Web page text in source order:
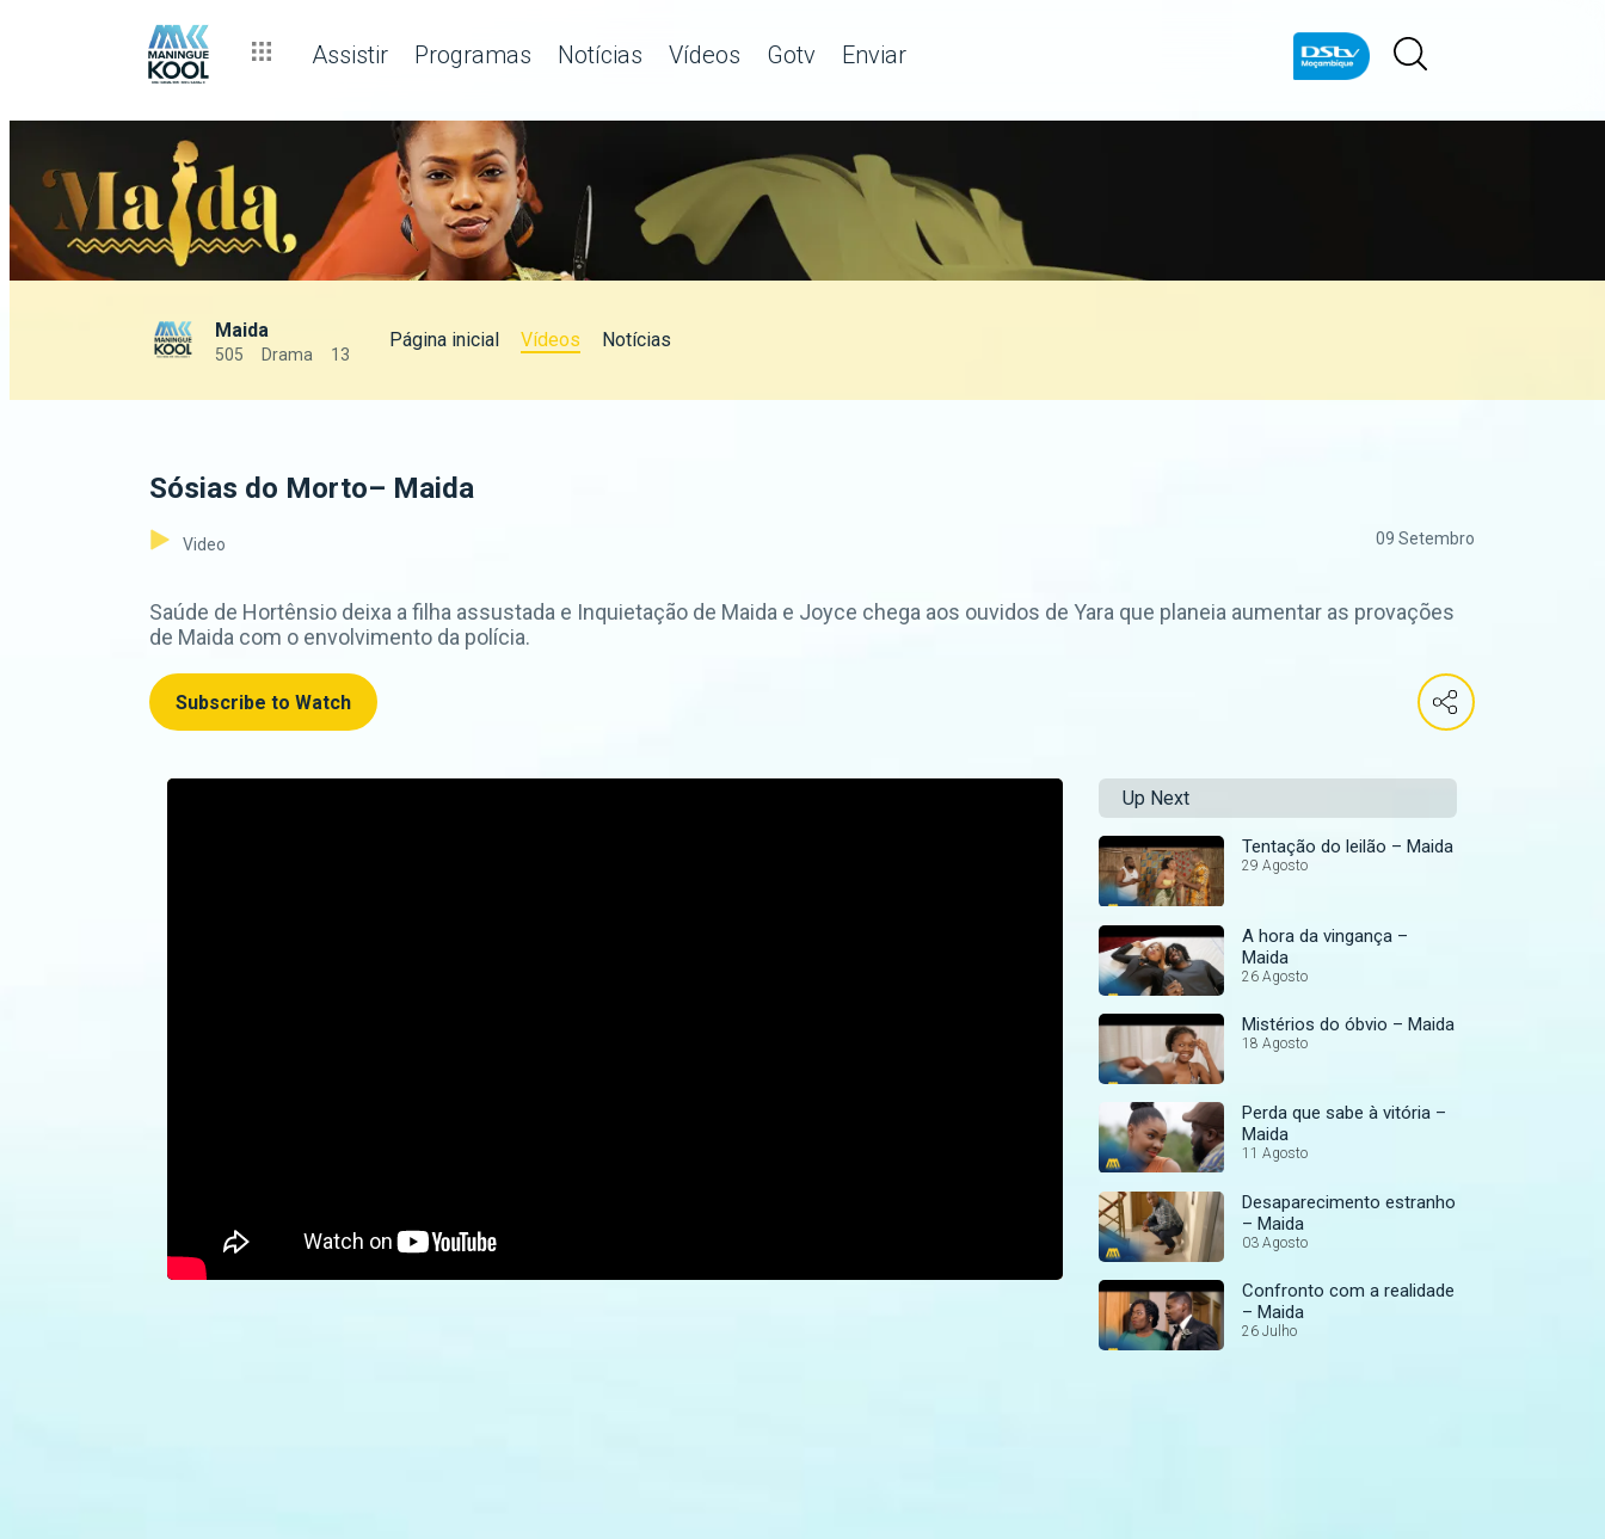
Assistir Programas Notícias Vídeos Gotv Enviar
Maida
505 Drama 13
Página inicial Vídeos Notícias
Sósias do Morto– Maida
Video 09 Setembro
Saúde de Hortênsio deixa a filha assustada e Inquietação de Maida e Joyce chega aos ouvidos de Yara que planeia aumentar as provações
de Maida com o envolvimento da polícia.
Subscribe to Watch
Up Next
Tentação do leilão – Maida
29 Agosto
A hora da vingança –
Maida
26 Agosto
Mistérios do óbvio – Maida
18 Agosto
Perda que sabe à vitória –
Maida
11 Agosto
Desaparecimento estranho
– Maida
03 Agosto
Confronto com a realidade
– Maida
26 Julho